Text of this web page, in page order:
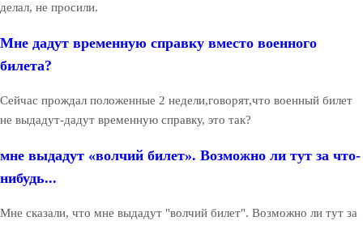
делал, не просили.
Мне дадут временную справку вместо военного
билета?
Сейчас прождал положенные 2 недели,говорят,что военный билет
не выдадут-дадут временную справку, это так?
мне выдадут «волчий билет». Возможно ли тут за что-
нибудь...
Мне сказали, что мне выдадут "волчий билет". Возможно ли тут за